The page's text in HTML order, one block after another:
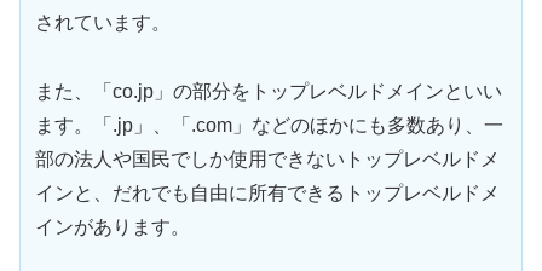
されています。
また、「co.jp」の部分をトップレベルドメインといい
ます。「.jp」、「.com」などのほかにも多数あり、一
部の法人や国民でしか使用できないトップレベルドメ
インと、だれでも自由に所有できるトップレベルドメ
インがあります。